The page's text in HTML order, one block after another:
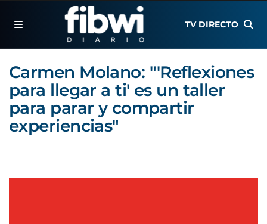
TV DIRECTO
Carmen Molano: "'Reflexiones
para llegar a ti' es un taller
para parar y compartir
experiencias"